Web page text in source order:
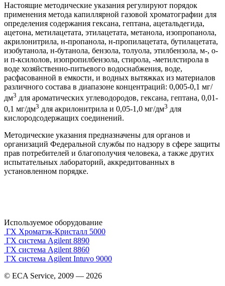
Настоящие методические указания регулируют порядок
применения метода капиллярной газовой хроматографии для
определения содержания гексана, гептана, ацетальдегида,
ацетона, метилацетата, этилацетата, метанола, изопропанола,
акрилонитрила, н-пропанола, н-пропилацетата, бутилацетата,
изобутанола, н-бутанола, бензола, толуола, этилбензола, м-, о-
и п-ксилолов, изопропилбензола, стирола, -метилстирола в
воде хозяйственно-питьевого водоснабжения, воде,
расфасованной в емкости, и водных вытяжках из материалов
различного состава в диапазоне концентраций: 0,005-0,1 мг/
дм3 для ароматических углеводородов, гексана, гептана, 0,01-
0,1 мг/дм3 для акрилонитрила и 0,05-1,0 мг/дм3 для
кислородсодержащих соединений.
Методические указания предназначены для органов и
организаций Федеральной службы по надзору в сфере защиты
прав потребителей и благополучия человека, а также других
испытательных лабораторий, аккредитованных в
установленном порядке.
Используемое оборудование
ГХ Хроматэк-Кристалл 5000
ГХ система Agilent 8890
ГХ система Agilent 8860
ГХ система Agilent Intuvo 9000
© ECA Service, 2009 — 2026